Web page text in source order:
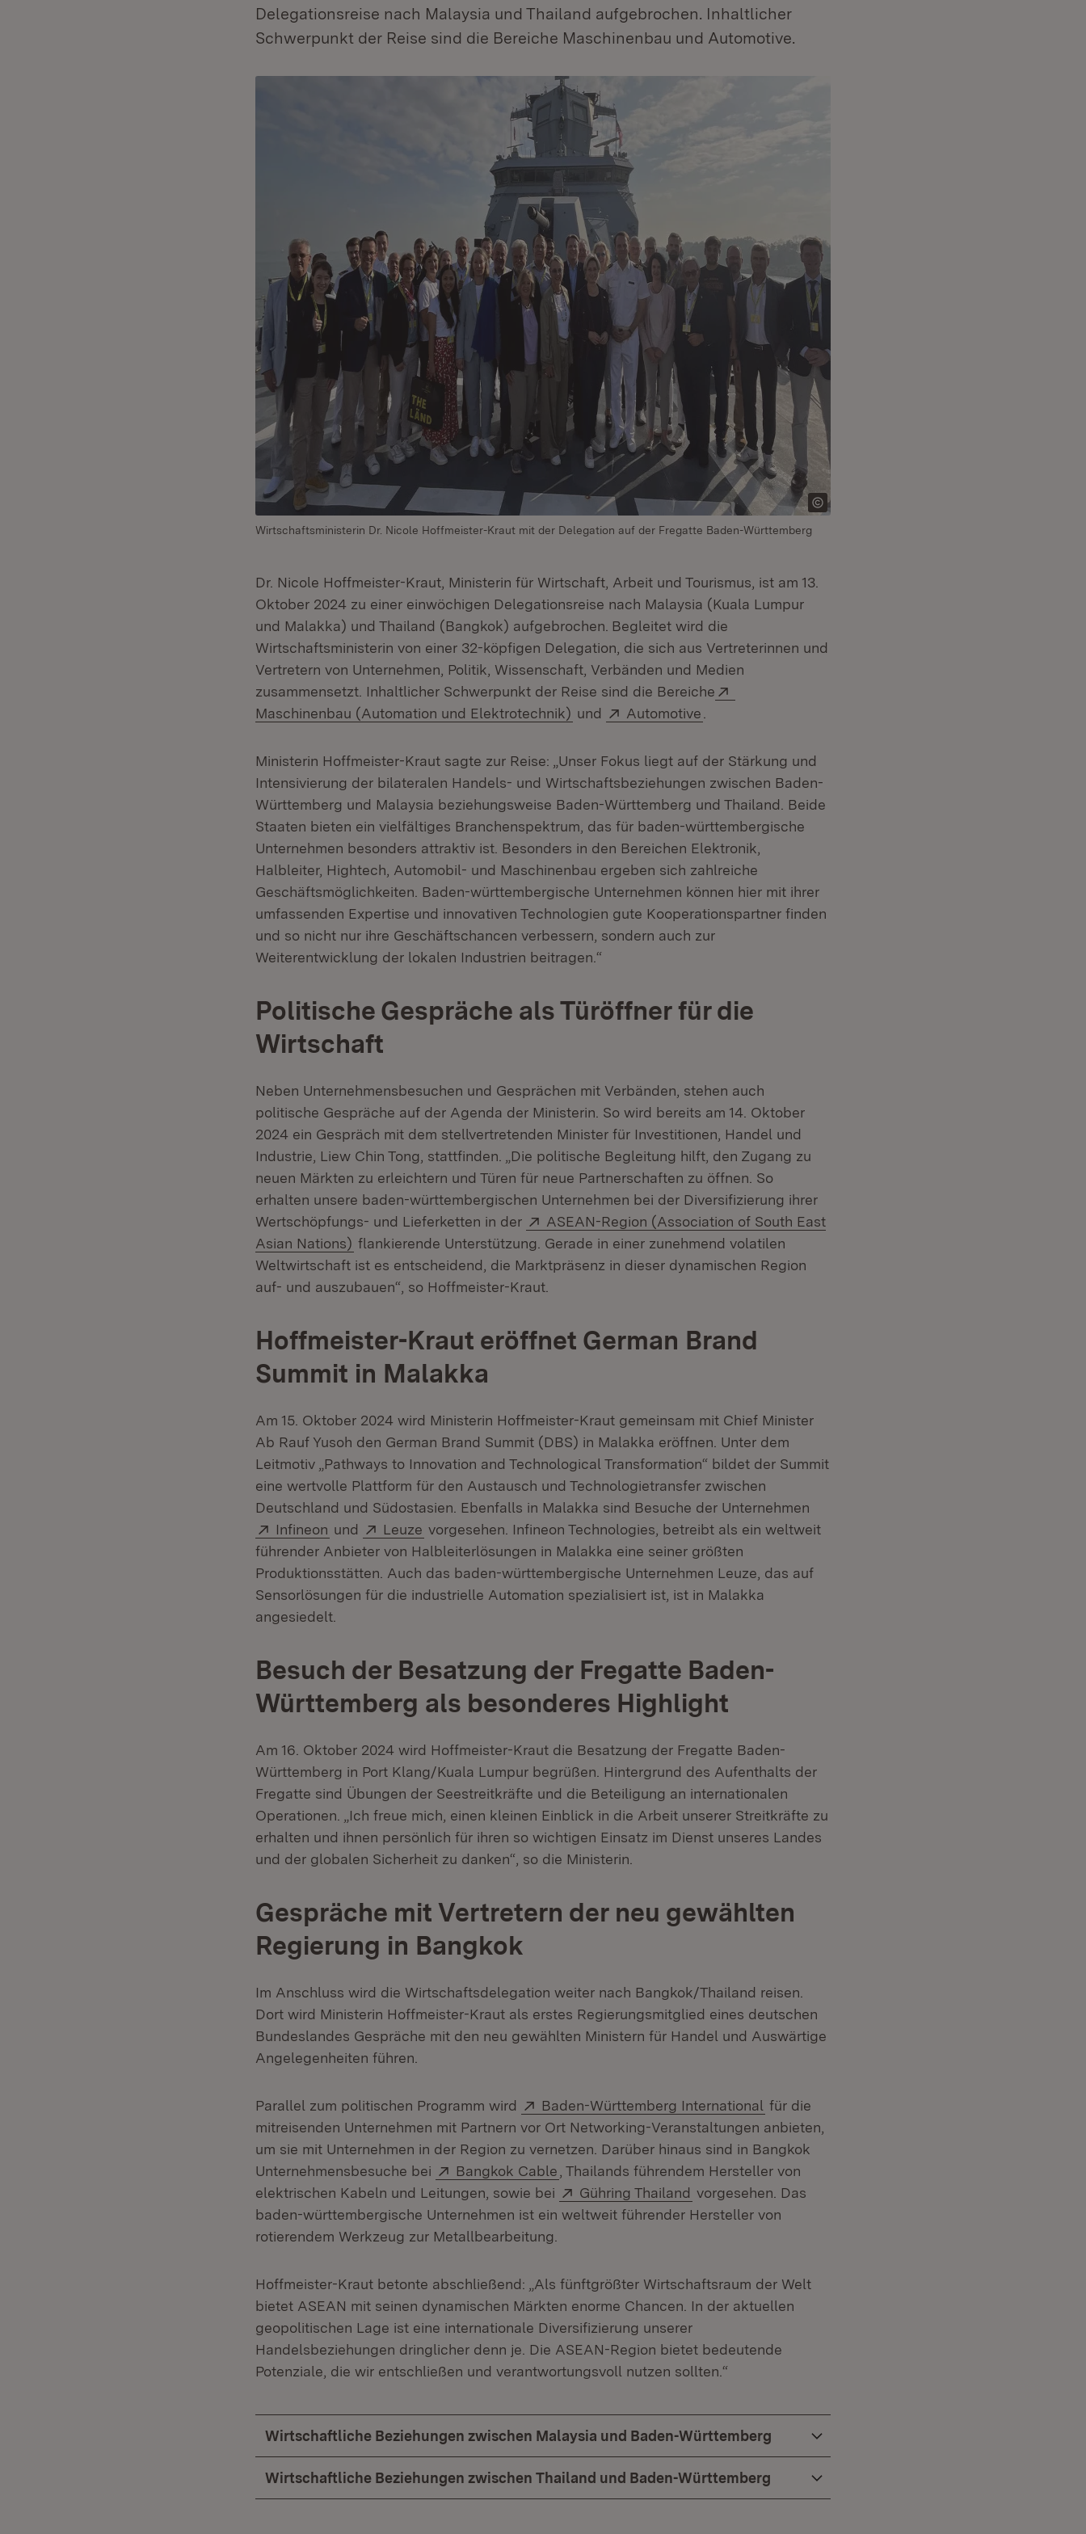
Delegationsreise nach Malaysia und Thailand aufgebrochen. Inhaltlicher
Schwerpunkt der Reise sind die Bereiche Maschinenbau und Automotive.
Wirtschaftsministerin Dr. Nicole Hoffmeister-Kraut mit der Delegation auf der Fregatte Baden-Württemberg
Dr. Nicole Hoffmeister-Kraut, Ministerin für Wirtschaft, Arbeit und Tourismus, ist am 13.
Oktober 2024 zu einer einwöchigen Delegationsreise nach Malaysia (Kuala Lumpur
und Malakka) und Thailand (Bangkok) aufgebrochen. Begleitet wird die
Wirtschaftsministerin von einer 32-köpfigen Delegation, die sich aus Vertreterinnen und
Vertretern von Unternehmen, Politik, Wissenschaft, Verbänden und Medien
zusammensetzt. Inhaltlicher Schwerpunkt der Reise sind die Bereiche
Maschinenbau (Automation und Elektrotechnik) (Öffnet in neuem Fenster)
und Extern:
Automotive
Ministerin Hoffmeister-Kraut sagte zur Reise: „Unser Fokus liegt auf der Stärkung und
Intensivierung der bilateralen Handels- und Wirtschaftsbeziehungen zwischen Baden-
Württemberg und Malaysia beziehungsweise Baden-Württemberg und Thailand. Beide
Staaten bieten ein vielfältiges Branchenspektrum, das für baden-württembergische
Unternehmen besonders attraktiv ist. Besonders in den Bereichen Elektronik,
Halbleiter, Hightech, Automobil- und Maschinenbau ergeben sich zahlreiche
Geschäftsmöglichkeiten. Baden-württembergische Unternehmen können hier mit ihrer
umfassenden Expertise und innovativen Technologien gute Kooperationspartner finden
und so nicht nur ihre Geschäftschancen verbessern, sondern auch zur
Weiterentwicklung der lokalen Industrien beitragen.“
Politische Gespräche als Türöffner für die
Wirtschaft
Neben Unternehmensbesuchen und Gesprächen mit Verbänden, stehen auch
politische Gespräche auf der Agenda der Ministerin. So wird bereits am 14. Oktober
2024 ein Gespräch mit dem stellvertretenden Minister für Investitionen, Handel und
Industrie, Liew Chin Tong, stattfinden. „Die politische Begleitung hilft, den Zugang zu
neuen Märkten zu erleichtern und Türen für neue Partnerschaften zu öffnen. So
erhalten unsere baden-württembergischen Unternehmen bei der Diversifizierung ihrer
Wertschöpfungs- und Lieferketten in der
Extern:
ASEAN-Region (Association of South East
Asian Nations) (Öffnet in neuem Fenster)
flankierende Unterstützung. Gerade in einer zunehmend volatilen
Weltwirtschaft ist es entscheidend, die Marktpräsenz in dieser dynamischen Region
auf- und auszubauen“, so Hoffmeister-Kraut.
Hoffmeister-Kraut eröffnet German Brand
Summit in Malakka
Am 15. Oktober 2024 wird Ministerin Hoffmeister-Kraut gemeinsam mit Chief Minister
Ab Rauf Yusoh den German Brand Summit (DBS) in Malakka eröffnen. Unter dem
Leitmotiv „Pathways to Innovation and Technological Transformation“ bildet der Summit
eine wertvolle Plattform für den Austausch und Technologietransfer zwischen
Deutschland und Südostasien. Ebenfalls in Malakka sind Besuche der Unternehmen
Extern:
Infineon (Öffnet in neuem Fenster)
und Extern:
Leuze (Öffnet in neuem Fenster)
vorgesehen. Infineon Technologies, betreibt als ein weltweit
führender Anbieter von Halbleiterlösungen in Malakka eine seiner größten
Produktionsstätten. Auch das baden-württembergische Unternehmen Leuze, das auf
Sensorlösungen für die industrielle Automation spezialisiert ist, ist in Malakka
angesiedelt.
Besuch der Besatzung der Fregatte Baden-
Württemberg als besonderes Highlight
Am 16. Oktober 2024 wird Hoffmeister-Kraut die Besatzung der Fregatte Baden-
Württemberg in Port Klang/Kuala Lumpur begrüßen. Hintergrund des Aufenthalts der
Fregatte sind Übungen der Seestreitkräfte und die Beteiligung an internationalen
Operationen. „Ich freue mich, einen kleinen Einblick in die Arbeit unserer Streitkräfte zu
erhalten und ihnen persönlich für ihren so wichtigen Einsatz im Dienst unseres Landes
und der globalen Sicherheit zu danken“, so die Ministerin.
Gespräche mit Vertretern der neu gewählten
Regierung in Bangkok
Im Anschluss wird die Wirtschaftsdelegation weiter nach Bangkok/Thailand reisen.
Dort wird Ministerin Hoffmeister-Kraut als erstes Regierungsmitglied eines deutschen
Bundeslandes Gespräche mit den neu gewählten Ministern für Handel und Auswärtige
Angelegenheiten führen.
Parallel zum politischen Programm wird Extern:
Baden-Württemberg International (Öffnet in neuem Fenster)
für die
mitreisenden Unternehmen mit Partnern vor Ort Networking-Veranstaltungen anbieten,
um sie mit Unternehmen in der Region zu vernetzen. Darüber hinaus sind in Bangkok
Unternehmensbesuche bei
Extern:
Bangkok Cable (Öffnet in neuem Fenster)
, Thailands führendem Hersteller von
elektrischen Kabeln und Leitungen, sowie bei
Extern:
Gühring Thailand (Öffnet in neuem Fenster)
vorgesehen. Das
baden-württembergische Unternehmen ist ein weltweit führender Hersteller von
rotierendem Werkzeug zur Metallbearbeitung.
Hoffmeister-Kraut betonte abschließend: „Als fünftgrößter Wirtschaftsraum der Welt
bietet ASEAN mit seinen dynamischen Märkten enorme Chancen. In der aktuellen
geopolitischen Lage ist eine internationale Diversifizierung unserer
Handelsbeziehungen dringlicher denn je. Die ASEAN-Region bietet bedeutende
Potenziale, die wir entschließen und verantwortungsvoll nutzen sollten.“
Wirtschaftliche Beziehungen zwischen Malaysia und Baden-Württemberg
Wirtschaftliche Beziehungen zwischen Thailand und Baden-Württemberg